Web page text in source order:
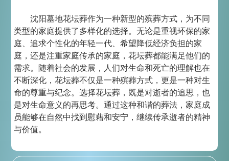
沈阳墓地花坛葬作为一种新型的殡葬方式，为不同
类型的家庭提供了多样化的选择。无论是重视环保的家
庭、追求个性化的年轻一代、希望降低经济负担的家
庭，还是注重家庭传承的家庭，花坛葬都能满足他们的
需求。随着社会的发展，人们对生命和死亡的理解也在
不断深化，花坛葬不仅是一种殡葬方式，更是一种对生
命的尊重与纪念。选择花坛葬，既是对逝者的追思，也
是对生命意义的再思考。通过这种和谐的葬法，家庭成
员能够在自然中找到慰藉和安宁，继续传承逝者的精神
与价值。